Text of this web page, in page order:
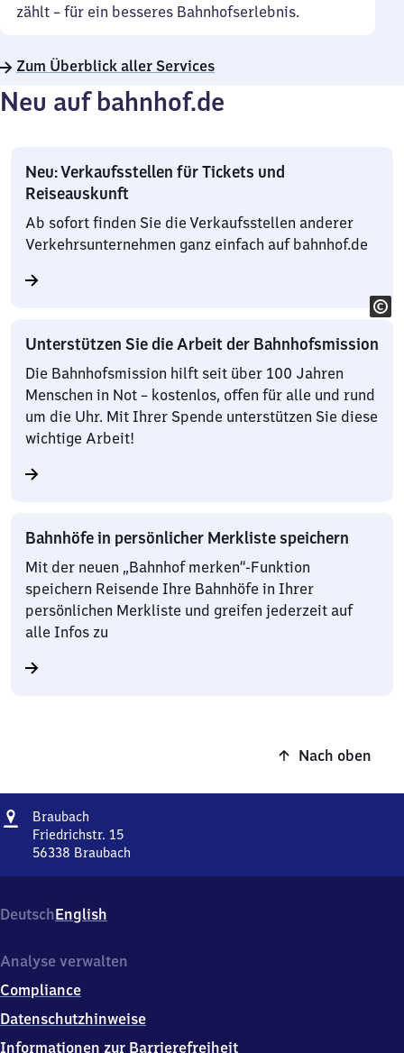
zählt – für ein besseres Bahnhofserlebnis.
Zum Überblick aller Services
Neu auf bahnhof.de
Neu: Verkaufsstellen für Tickets und
Reiseauskunft
Ab sofort finden Sie die Verkaufsstellen anderer
Verkehrsunternehmen ganz einfach auf bahnhof.de
Unterstützen Sie die Arbeit der Bahnhofsmission
Die Bahnhofsmission hilft seit über 100 Jahren
Menschen in Not – kostenlos, offen für alle und rund
um die Uhr. Mit Ihrer Spende unterstützen Sie diese
wichtige Arbeit!
Bahnhöfe in persönlicher Merkliste speichern
Mit der neuen „Bahnhof merken“-Funktion
speichern Reisende Ihre Bahnhöfe in Ihrer
persönlichen Merkliste und greifen jederzeit auf
alle Infos zu
Nach oben
Adresse
Braubach
Friedrichstr. 15
56338 Braubach
15,
5
3
8
Braubach
DeutschEnglish
Analyse verwalten
Compliance
Datenschutzhinweise
Informationen zur Barrierefreiheit